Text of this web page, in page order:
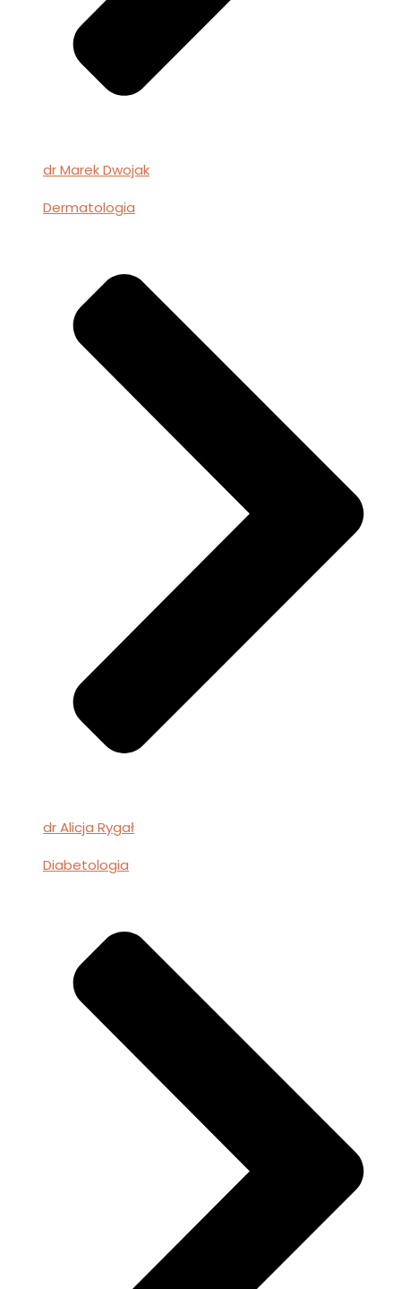
dr Marek Dwojak
Dermatologia
dr Alicja Rygał
Diabetologia